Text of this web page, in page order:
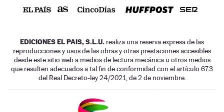
EDICIONES EL PAIS, S.L.U. realiza una reserva expresa de las
reproducciones y usos de las obras y otras prestaciones accesibles
desde este sitio web a medios de lectura mecánica u otros medios
que resulten adecuados a tal fin de conformidad con el artículo 67.3
del Real Decreto-ley 24/2021, de 2 de noviembre.